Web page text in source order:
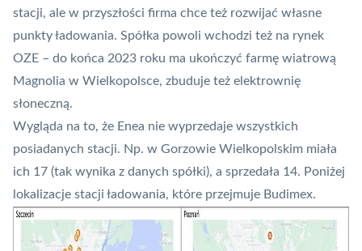
stacji, ale w przyszłości firma chce też rozwijać własne
punkty ładowania. Spółka powoli wchodzi też na rynek
OZE – do końca 2023 roku ma ukończyć farmę wiatrową
Magnolia w Wielkopolsce, zbuduje też elektrownię
słoneczną.
Wygląda na to, że Enea nie wyprzedaje wszystkich
posiadanych stacji. Np. w Gorzowie Wielkopolskim miała
ich 17 (tak wynika z danych spółki), a sprzedała 14. Poniżej
lokalizacje stacji ładowania, które przejmuje Budimex.